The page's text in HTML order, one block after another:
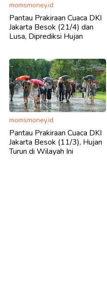
momsmoney.id
Pantau Prakiraan Cuaca DKI
Jakarta Besok (21/4) dan
Lusa, Diprediksi Hujan
momsmoney.id
Pantau Prakiraan Cuaca DKI
Jakarta Besok (11/3), Hujan
Turun di Wilayah Ini